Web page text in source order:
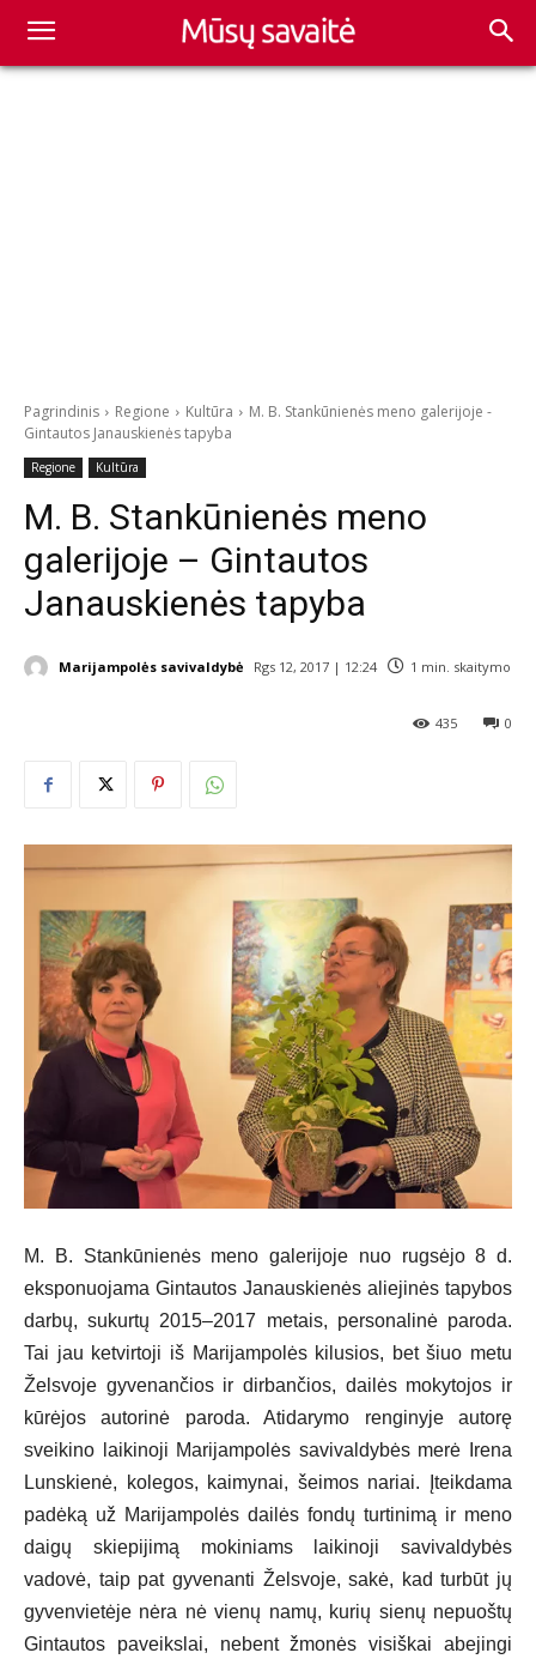
Pagrindinis Regione Kultūra
M. B. Stankūnienės meno galerijoje -
Gintautos Janauskienės tapyba
Regione Kultūra
M. B. Stankūnienės meno
galerijoje – Gintautos
Janauskienės tapyba
Marijampolės savivaldybė Rgs 12, 2017 | 12:24 1 min. skaitymo
0
435
M. B. Stankūnienės meno galerijoje nuo rugsėjo 8 d.
eksponuojama Gintautos Janauskienės aliejinės tapybos
darbų, sukurtų 2015–2017 metais, personalinė paroda.
Tai jau ketvirtoji iš Marijampolės kilusios, bet šiuo metu
Želsvoje gyvenančios ir dirbančios, dailės mokytojos ir
kūrėjos autorinė paroda. Atidarymo renginyje autorę
sveikino laikinoji Marijampolės savivaldybės merė Irena
Lunskienė, kolegos, kaimynai, šeimos nariai. Įteikdama
padėką už Marijampolės dailės fondų turtinimą ir meno
daigų skiepijimą mokiniams laikinoji savivaldybės
vadovė, taip pat gyvenanti Želsvoje, sakė, kad turbūt jų
gyvenvietėje nėra nė vienų namų, kurių sienų nepuoštų
Gintautos paveikslai, nebent žmonės visiškai abejingi